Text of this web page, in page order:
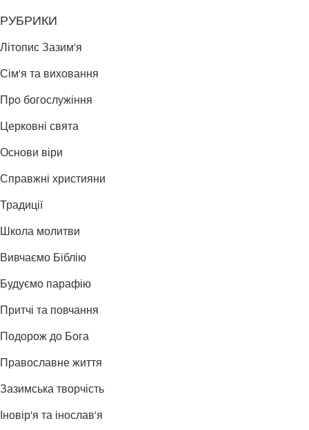
РУБРИКИ
Літопис Зазим'я
Сім'я та виховання
Про богослужіння
Церковні свята
Основи віри
Справжні християни
Традиції
Школа молитви
Вивчаємо Біблію
Будуємо парафію
Притчі та повчання
Подорож до Бога
Православне життя
Зазимська творчість
Іновір'я та інослав'я